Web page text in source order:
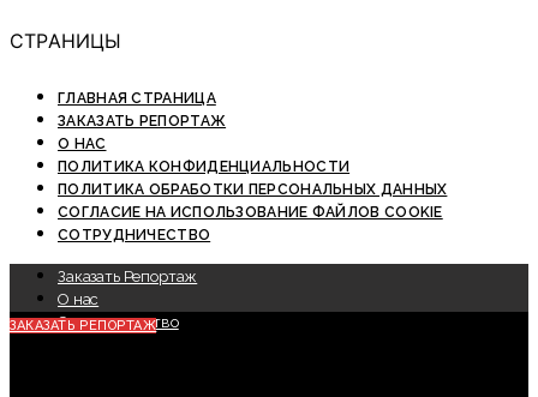
СТРАНИЦЫ
ГЛАВНАЯ СТРАНИЦА
ЗАКАЗАТЬ РЕПОРТАЖ
О НАС
ПОЛИТИКА КОНФИДЕНЦИАЛЬНОСТИ
ПОЛИТИКА ОБРАБОТКИ ПЕРСОНАЛЬНЫХ ДАННЫХ
СОГЛАСИЕ НА ИСПОЛЬЗОВАНИЕ ФАЙЛОВ COOKIE
СОТРУДНИЧЕСТВО
Заказать Репортаж
О нас
Сотрудничество
ЗАКАЗАТЬ РЕПОРТАЖ